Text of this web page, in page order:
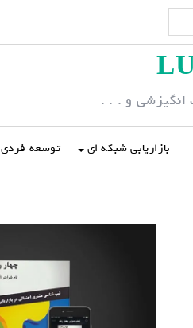
انگیزشی و . . .
بازاریابی شبکه ای توسعه فردی